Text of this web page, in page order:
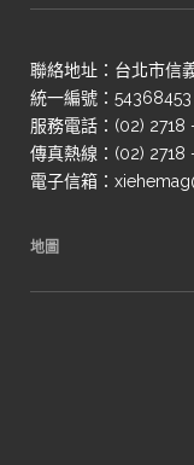
聯絡地址：台北市信
統一編號：54368453
服務電話：(02) 2718
傳真熱線：(02) 2718
電子信箱：
地圖